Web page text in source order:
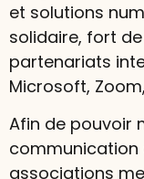
et solutions
solidaire, fort
partenariats
Microsoft,
Afin de pouvoir
communication
associations